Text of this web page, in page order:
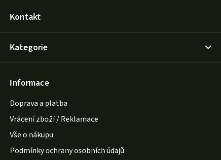
Kontakt
Kategorie
Informace
Doprava a platba
Vrácení zboží / Reklamace
Vše o nákupu
Podmínky ochrany osobních údajů